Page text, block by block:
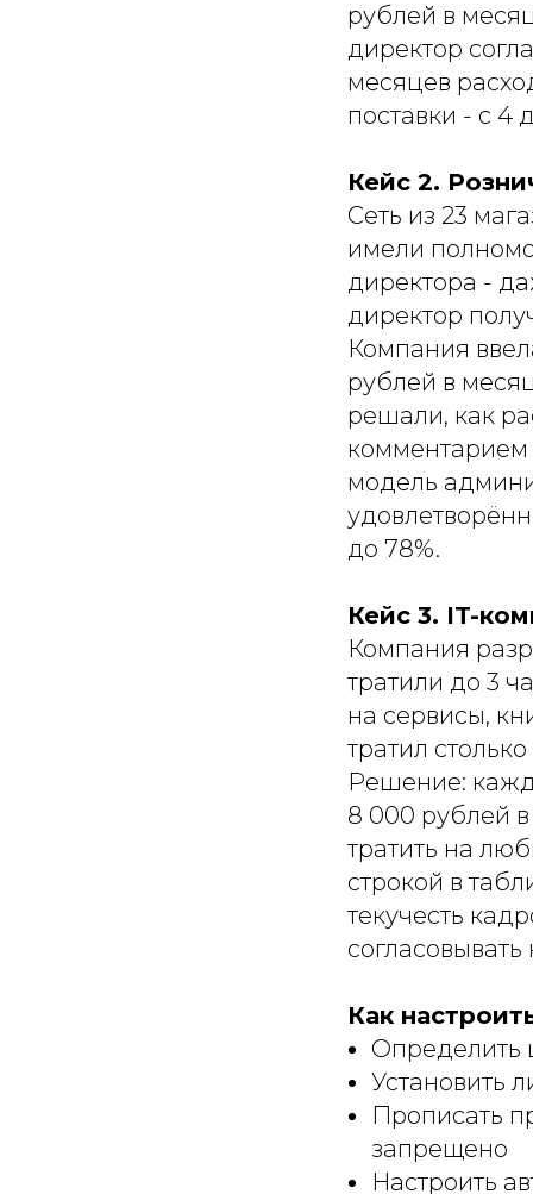
рублей в
директор
месяцев
поставки - с 4
Кейс 2.
Сеть из 23
имели
директора -
директор
Компания
рублей в
решали, как
комментарием
модель
до 78%.
Кейс 3. IT-
Компания
тратили до 3
на сервисы,
тратил
Решение:
8 000 рублей
тратить на
строкой в
текучесть
Как
Определить
Установить
Прописать
запрещено
Настроить